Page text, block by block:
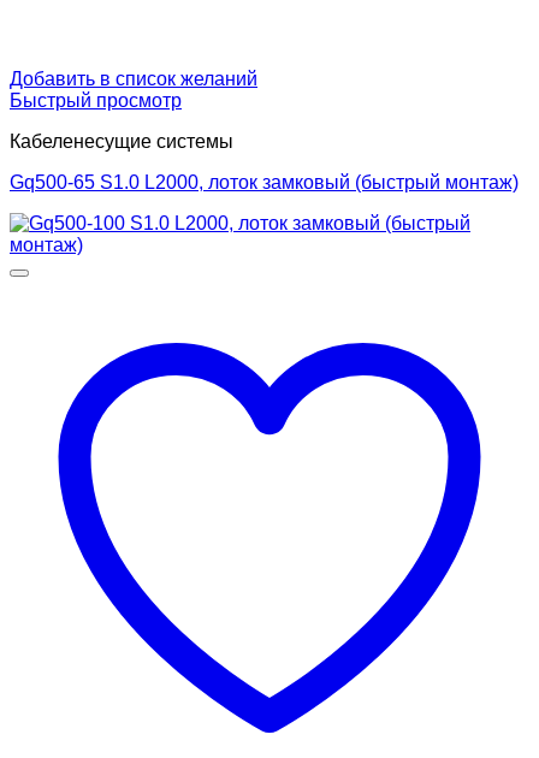
Добавить в список желаний
Быстрый просмотр
Кабеленесущие системы
Gq500-65 S1.0 L2000, лоток замковый (быстрый монтаж)